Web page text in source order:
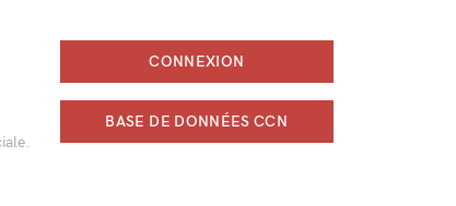
CONNEXION
BASE DE DONNÉES CCN